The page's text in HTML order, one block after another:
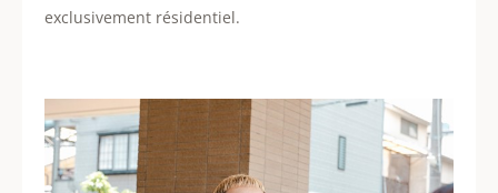
exclusivement résidentiel.